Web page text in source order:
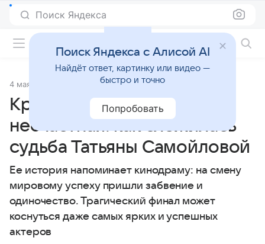
Поиск Яндекса
4 мая 2025 Источник:Кино Mail
Красивая, талантливая и
несчастная: как сложилась
судьба Татьяны Самойловой
Ее история напоминает кинодраму: на смену
мировому успеху пришли забвение и
одиночество. Трагический финал может
коснуться даже самых ярких и успешных
актеров
Поиск Яндекса с Алисой AI
Найдёт ответ, картинку или видео —
быстро и точно
Попробовать